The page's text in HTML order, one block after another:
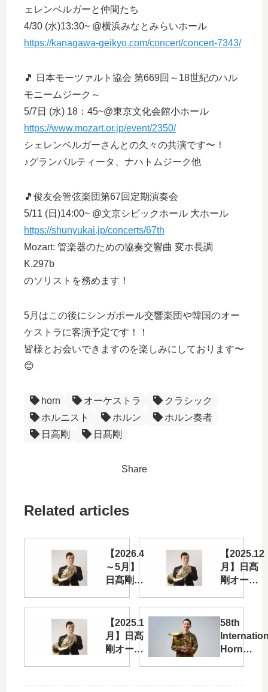
ェレンベルガーと仲間たち
4/30 (水)13:30~ @横浜みなとみらいホール
https://kanagawa-geikyo.com/concert/concert-7343/
🎵 日本モーツァルト協会 第669回～18世紀のハル
モニームジーク～
5/7日 (水) 18：45~@東京文化会館小ホール
https://www.mozart.or.jp/event/2350/
シェレンベルガーさんとの久々の共演です〜！
♪グランパルティータ、ナハトムジーク他
🎵俊友会管弦楽団第67回定期演奏会
5/11 (日)14:00~ @文京シビックホール 大ホール
https://shunyukai.jp/concerts/67th
Mozart: 管楽器のための協奏交響曲 変ホ長調
K.297b
のソリストを務めます！
5月はこの後にシンガポール交響楽団や韓国のオー
ケストラに客演予定です！！
皆様とお会いできますのを楽しみにしております〜
😊
horn オーケストラ
クラシック
ホルニスト
ホルン
ホルン奏者
日高剛
日髙剛
Share
Related articles
【2026.4
～5月】
日髙剛オ
ラ出演情
報！
【2025.12
月】日髙
剛オーケ
演情報！
【2025.1
月】日髙
剛オーケ
58th
Horn
Notes